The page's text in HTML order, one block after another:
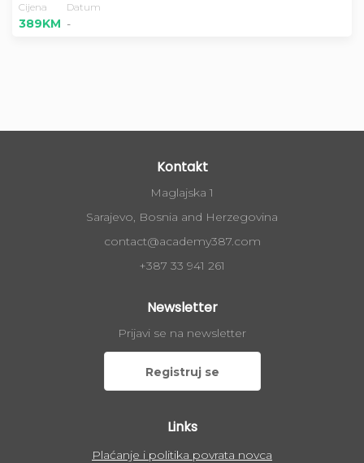
Cijena Datum
389KM -
Kontakt
Maglajska 1
Sarajevo, Bosnia and Herzegovina
contact@academy387.com
+387 33 941 261
Newsletter
Prijavi se na newsletter
Registruj se
Links
Plaćanje i politika povrata novca